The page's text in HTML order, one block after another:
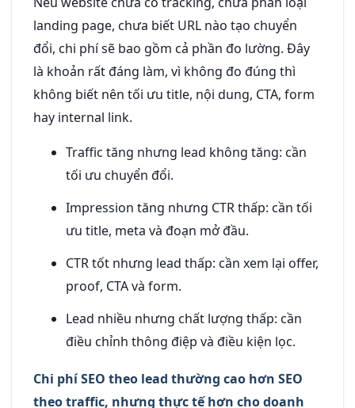
landing page, chưa biết URL nào tạo chuyển
đổi, chi phí sẽ bao gồm cả phần đo lường. Đây
là khoản rất đáng làm, vì không đo đúng thì
không biết nên tối ưu title, nội dung, CTA, form
hay internal link.
Traffic tăng nhưng lead không tăng: cần
tối ưu chuyển đổi.
Impression tăng nhưng CTR thấp: cần tối
ưu title, meta và đoạn mở đầu.
CTR tốt nhưng lead thấp: cần xem lại offer,
proof, CTA và form.
Lead nhiều nhưng chất lượng thấp: cần
điều chỉnh thông điệp và điều kiện lọc.
Chi phí SEO theo lead thường cao hơn SEO
theo traffic, nhưng thực tế hơn cho doanh